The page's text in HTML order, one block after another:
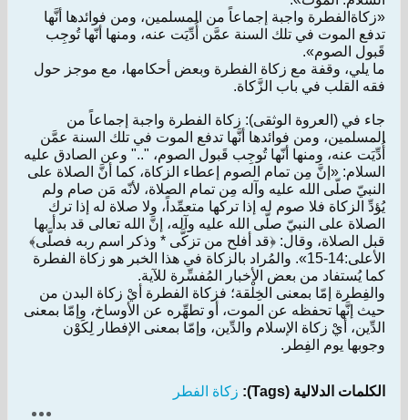
«زكاةالفطرة واجبة إجماعاً من المسلمين، ومن فوائدها أنَّها
تدفع الموت في تلك السنة عمَّن أُدِّيَت عنه، ومنها أنّها تُوجِب
قَبول الصوم».
ما يلي، وقفة مع زكاة الفطرة وبعض أحكامها، مع موجز حول
فقه القلب في باب الزَّكاة.
جاء في (العروة الوثقى): زكاة الفطرة واجبة إجماعاً من
المسلمين، ومن فوائدها أنَّها تدفع الموت في تلك السنة عمَّن
أُدِّيَت عنه، ومنها أنّها تُوجِب قَبول الصوم، ".." وعن الصادق عليه
السلام: «إنَّ مِن تمام الصوم إعطاء الزكاة، كما أنَّ الصلاة على
النبيّ صلّى الله عليه وآله مِن تمام الصلاة، لأنّه مَن صام ولم
يُؤدِّ الزكاة فلا صوم له إذا تركها متعمِّداً، ولا صلاة له إذا ترك
الصلاة على النبيّ صلّى الله عليه وآله، إنَّ الله تعالى قد بدأ بها
قبل الصلاة، وقال: ﴿قد أفلح من تزكَّى * وذكر اسم ربه فصلَّى﴾
الأعلى:14-15». والمُراد بالزكاة في هذا الخبر هو زكاة الفطرة
كما يُستفاد من بعض الأخبار المُفسِّرة للآية.
والفِطرة إمّا بمعنى الخِلْقة؛ فزكاة الفطرة أيْ زكاة البدن من
حيث إنَّها تحفظه عن الموت، أو تطهِّره عن الأوساخ، وإمّا بمعنى
الدِّين، أيْ زكاة الإسلام والدِّين، وإمّا بمعنى الإفطار لِكَوْن
وجوبها يوم الفِطر.
الكلمات الدلالية (Tags): زكاة الفطر